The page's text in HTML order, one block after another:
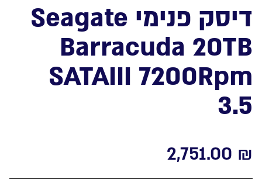
דיסק פנימי Seagate
Barracuda 20TB
SATAIII 7200Rpm
3.5
2,751.00 ₪